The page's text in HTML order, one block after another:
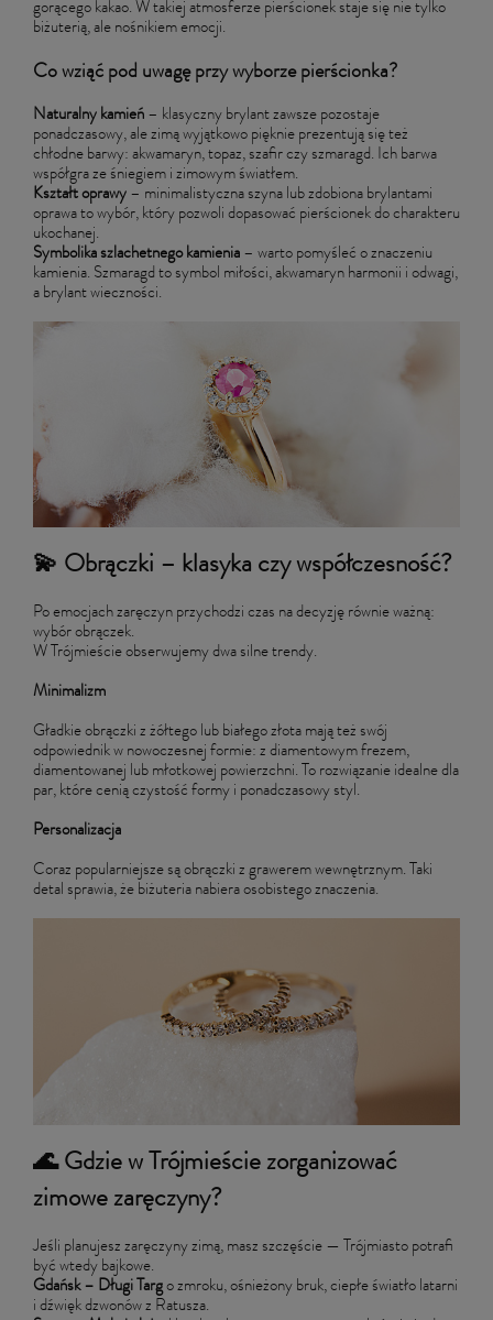
gorącego kakao. W takiej atmosferze pierścionek staje się nie tylko
biżuterią, ale nośnikiem emocji.
Co wziąć pod uwagę przy wyborze pierścionka?
Naturalny kamień – klasyczny brylant zawsze pozostaje
ponadczasowy, ale zimą wyjątkowo pięknie prezentują się też
chłodne barwy: akwamaryn, topaz, szafir czy szmaragd. Ich barwa
współgra ze śniegiem i zimowym światłem.
Kształt oprawy – minimalistyczna szyna lub zdobiona brylantami
oprawa to wybór, który pozwoli dopasować pierścionek do charakteru
ukochanej.
Symbolika szlachetnego kamienia – warto pomyśleć o znaczeniu
kamienia. Szmaragd to symbol miłości, akwamaryn harmonii i odwagi,
a brylant wieczności.
💫 Obrączki – klasyka czy współczesność?
Po emocjach zaręczyn przychodzi czas na decyzję równie ważną:
wybór obrączek.
W Trójmieście obserwujemy dwa silne trendy.
Minimalizm
Gładkie obrączki z żółtego lub białego złota mają też swój
odpowiednik w nowoczesnej formie: z diamentowym frezem,
diamentowanej lub młotkowej powierzchni. To rozwiązanie idealne dla
par, które cenią czystość formy i ponadczasowy styl.
Personalizacja
Coraz popularniejsze są obrączki z grawerem wewnętrznym. Taki
detal sprawia, że biżuteria nabiera osobistego znaczenia.
🌊 Gdzie w Trójmieście zorganizować
zimowe zaręczyny?
Jeśli planujesz zaręczyny zimą, masz szczęście — Trójmiasto potrafi
być wtedy bajkowe.
Gdańsk – Długi Targo zmroku, ośnieżony bruk, ciepłe światło latarni
i dźwięk dzwonów z Ratusza.